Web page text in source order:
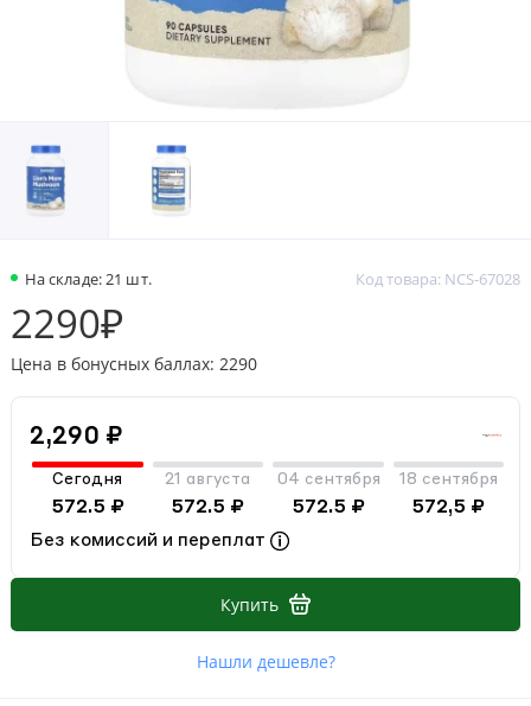
На складе: 21 шт. Код товара: NCS-67028
2290₽
Цена в бонусных баллах: 2290
2,290 ₽
Сегодня
572.5 ₽
21 августа
572.5 ₽
04 сентября
572.5 ₽
18 сентября
572,5 ₽
Без комиссий и переплат
Купить
Нашли дешевле?